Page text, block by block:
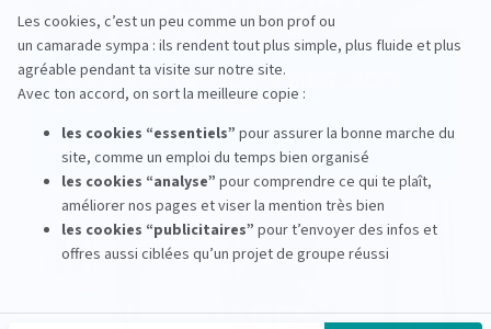
À la place d’un stage, ils ont créé leur
propre média : Le Tip’Off
lire la suite